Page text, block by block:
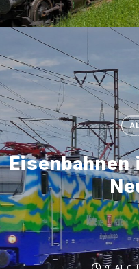
Eisenbahnen